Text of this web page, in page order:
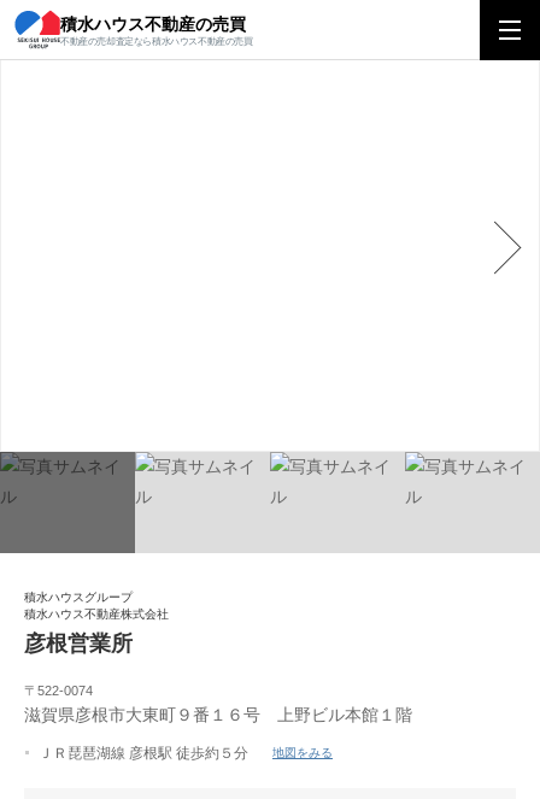
積水ハウス不動産の売買
不動産の売却査定なら積水ハウス不動産の売買
積水ハウス不動産の売買 関西エリアトップ
積水ハウスグループ
積水ハウス不動産株式会社
彦根営業所
〒522-0074
滋賀県彦根市大東町９番１６号 上野ビル本館１階
ＪＲ琵琶湖線 彦根駅 徒歩約５分 地図をみる